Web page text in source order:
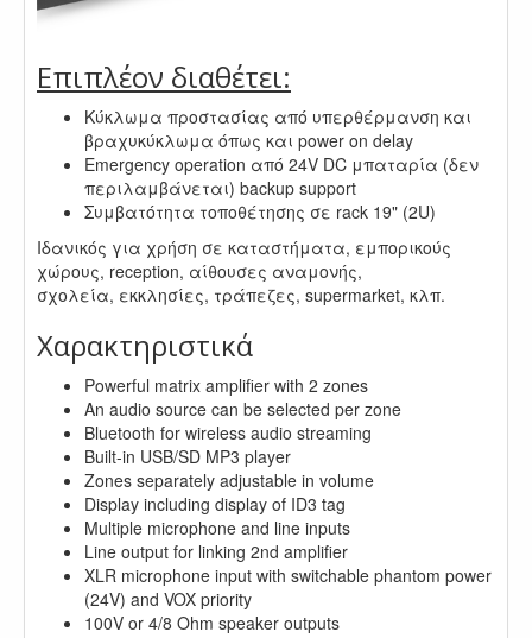
Επιπλέον διαθέτει:
Κύκλωμα προστασίας από υπερθέρμανση και
βραχυκύκλωμα όπως και power on delay
Emergency operation από 24V DC μπαταρία (δεν
περιλαμβάνεται) backup support
Συμβατότητα τοποθέτησης σε rack 19" (2U)
Ιδανικός για χρήση σε καταστήματα, εμπορικούς
χώρους, reception, αίθουσες αναμονής,
σχολεία, εκκλησίες, τράπεζες, supermarket, κλπ.
Χαρακτηριστικά
Powerful matrix amplifier with 2 zones
An audio source can be selected per zone
Bluetooth for wireless audio streaming
Built-in USB/SD MP3 player
Zones separately adjustable in volume
Display including display of ID3 tag
Multiple microphone and line inputs
Line output for linking 2nd amplifier
XLR microphone input with switchable phantom power
(24V) and VOX priority
100V or 4/8 Ohm speaker outputs